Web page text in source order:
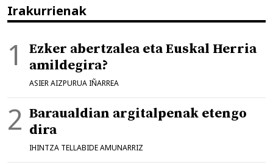
Irakurrienak
Ezker abertzalea eta Euskal Herria
amildegira?
ASIER AIZPURUA IÑARREA
Baraualdian argitalpenak etengo
dira
IHINTZA TELLABIDE AMUNARRIZ